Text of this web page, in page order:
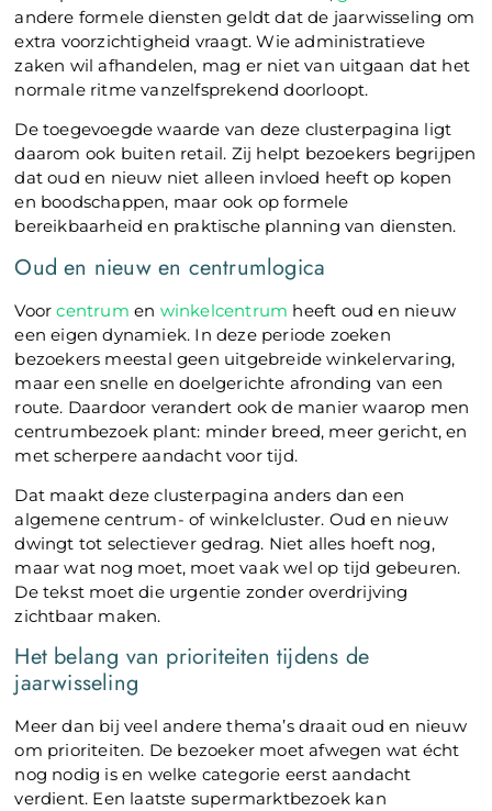
andere formele diensten geldt dat de jaarwisseling om
extra voorzichtigheid vraagt. Wie administratieve
zaken wil afhandelen, mag er niet van uitgaan dat het
normale ritme vanzelfsprekend doorloopt.
De toegevoegde waarde van deze clusterpagina ligt
daarom ook buiten retail. Zij helpt bezoekers begrijpen
dat oud en nieuw niet alleen invloed heeft op kopen
en boodschappen, maar ook op formele
bereikbaarheid en praktische planning van diensten.
Oud en nieuw en centrumlogica
Voorcentrum en winkelcentrum heeft oud en nieuw
een eigen dynamiek. In deze periode zoeken
bezoekers meestal geen uitgebreide winkelervaring,
maar een snelle en doelgerichte afronding van een
route. Daardoor verandert ook de manier waarop men
centrumbezoek plant: minder breed, meer gericht, en
met scherpere aandacht voor tijd.
Dat maakt deze clusterpagina anders dan een
algemene centrum- of winkelcluster. Oud en nieuw
dwingt tot selectiever gedrag. Niet alles hoeft nog,
maar wat nog moet, moet vaak wel op tijd gebeuren.
De tekst moet die urgentie zonder overdrijving
zichtbaar maken.
Het belang van prioriteiten tijdens de
jaarwisseling
Meer dan bij veel andere thema’s draait oud en nieuw
om prioriteiten. De bezoeker moet afwegen wat écht
nog nodig is en welke categorie eerst aandacht
verdient. Een laatste supermarktbezoek kan